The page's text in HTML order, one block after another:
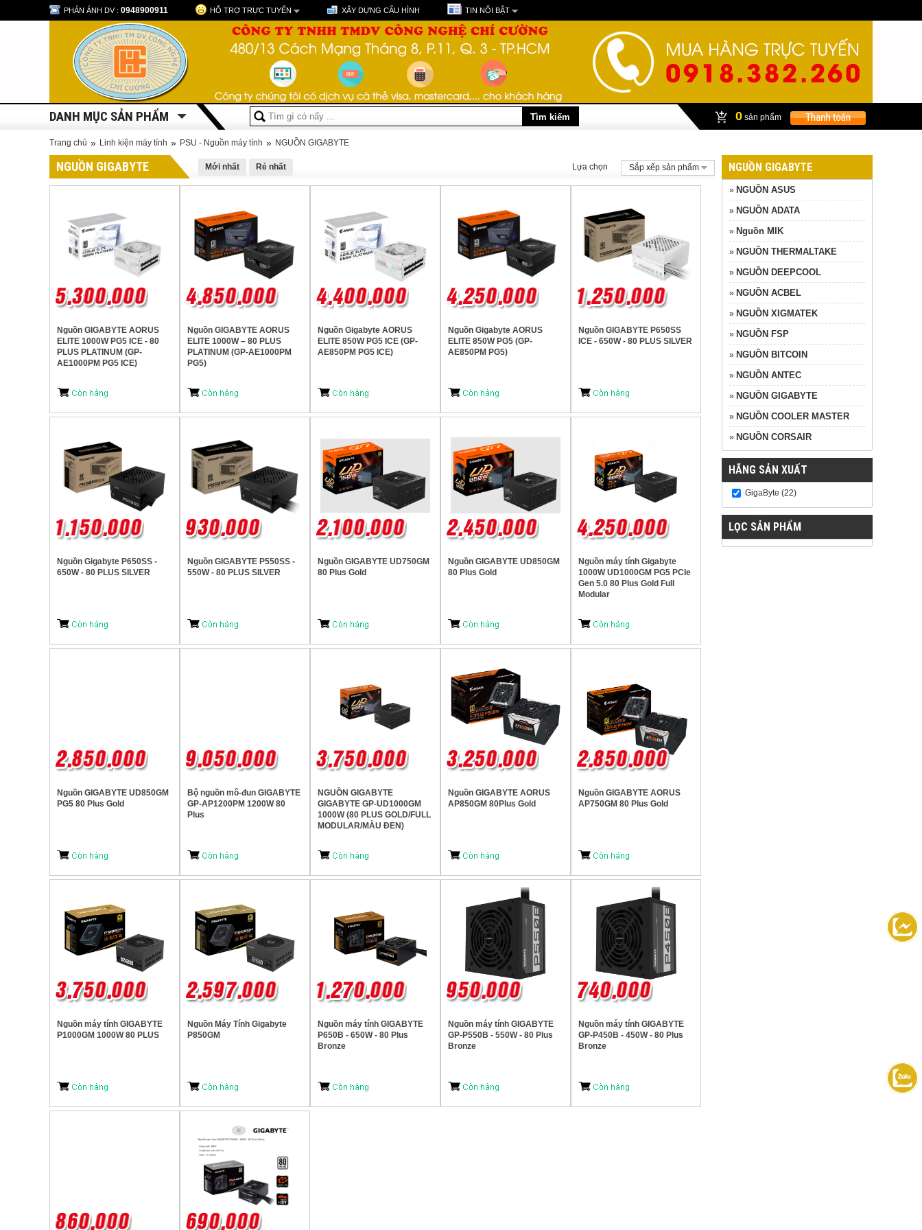
PHẢN ÁNH DV : 0948900911 HỖ TRỢ TRỰC TUYẾN XÂY DỰNG CẤU HÌNH TIN NỔI BẬT
DANH MỤC SẢN PHẨM 0 sản phẩm
Trang chủ » Linh kiện máy tính » PSU - Nguồn máy tính » NGUỒN GIGABYTE
NGUỒN GIGABYTE Mới nhất Rẻ nhất Sắp xếp sản phẩm
Lựa chọn
Nguồn GIGABYTE AORUS
ELITE 1000W PG5 ICE - 80
PLUS PLATINUM (GP-
AE1000PM PG5 ICE)
Nguồn GIGABYTE AORUS
ELITE 1000W – 80 PLUS
PLATINUM (GP-AE1000PM
PG5)
Nguồn Gigabyte AORUS
ELITE 850W PG5 ICE (GP-
AE850PM PG5 ICE)
Nguồn Gigabyte AORUS
ELITE 850W PG5 (GP-
AE850PM PG5)
Nguồn GIGABYTE P650SS
ICE - 650W - 80 PLUS SILVER
Nguồn Gigabyte P650SS -
650W - 80 PLUS SILVER
Nguồn GIGABYTE P550SS -
550W - 80 PLUS SILVER
Nguồn GIGABYTE UD750GM
80 Plus Gold
Nguồn GIGABYTE UD850GM
80 Plus Gold
Nguồn máy tính Gigabyte
1000W UD1000GM PG5 PCIe
Gen 5.0 80 Plus Gold Full
Modular
Nguồn GIGABYTE UD850GM
PG5 80 Plus Gold
Bộ nguồn mô-đun GIGABYTE
GP-AP1200PM 1200W 80
Plus
NGUỒN GIGABYTE
GIGABYTE GP-UD1000GM
1000W (80 PLUS GOLD/FULL
MODULAR/MÀU ĐEN)
Nguồn GIGABYTE AORUS
AP850GM 80Plus Gold
Nguồn GIGABYTE AORUS
AP750GM 80 Plus Gold
Nguồn máy tính GIGABYTE
P1000GM 1000W 80 PLUS
Nguồn Máy Tính Gigabyte
P850GM
Nguồn máy tính GIGABYTE
P650B - 650W - 80 Plus
Bronze
Nguồn máy tính GIGABYTE
GP-P550B - 550W - 80 Plus
Bronze
Nguồn máy tính GIGABYTE
GP-P450B - 450W - 80 Plus
Bronze
NGUỒN GIGABYTE
» NGUỒN ASUS
» NGUỒN ADATA
» Nguồn MIK
» NGUỒN THERMALTAKE
» NGUỒN DEEPCOOL
» NGUỒN ACBEL
» NGUỒN XIGMATEK
» NGUỒN FSP
» NGUỒN BITCOIN
» NGUỒN ANTEC
» NGUỒN GIGABYTE
» NGUỒN COOLER MASTER
» NGUỒN CORSAIR
HÃNG SẢN XUẤT
GigaByte (22)
LỌC SẢN PHẨM